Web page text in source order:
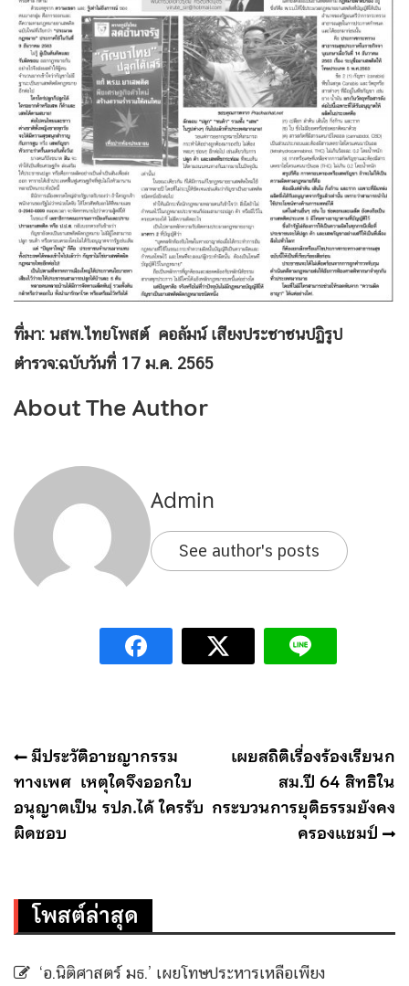
ที่มา: นสพ.ไทยโพสต์ คอลัมน์ เสียงประชาชนปฏิรูป
ตำรวจ:ฉบับวันที่ 17 ม.ค. 2565
About The Author
Admin
See author's posts
แนะแนว
เรื่อง
มีประวัติอาชญากรรม
ทางเพศ เหตุใดจึงออกใบ
อนุญาตเป็น รปภ.ได้ ใครรับ
ผิดชอบ
เผยสถิติเรื่องร้องเรียนก
สม.ปี 64 สิทธิใน
กระบวนการยุติธรรมยังคง
ครองแชมป์
โพสต์ล่าสุด
‘อ.นิติศาสตร์ มธ.’ เผยโทษประหารเหลือเพียง